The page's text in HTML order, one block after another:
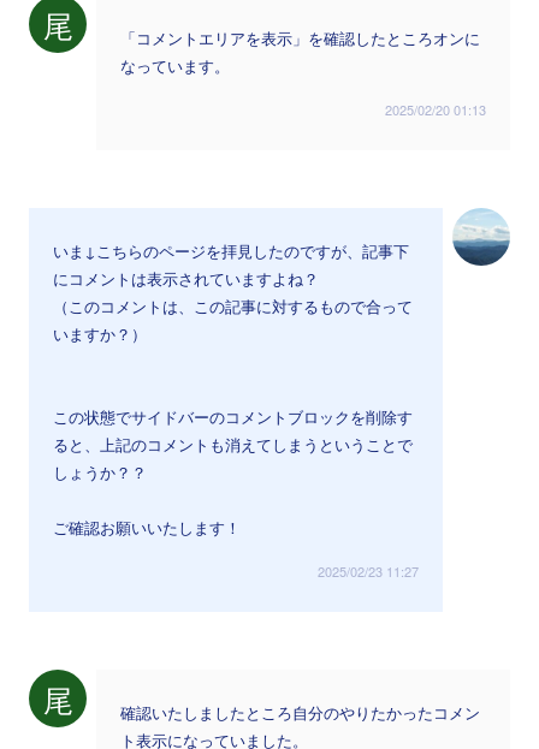
尾
「コメントエリアを表示」を確認したところオンに
なっています。
2025/02/20 01:13
いま↓こちらのページを拝見したのですが、記事下
にコメントは表示されていますよね？
（このコメントは、この記事に対するもので合って
いますか？）
この状態でサイドバーのコメントブロックを削除す
ると、上記のコメントも消えてしまうということで
しょうか？？
ご確認お願いいたします！
2025/02/23 11:27
尾
確認いたしましたところ自分のやりたかったコメン
ト表示になっていました。